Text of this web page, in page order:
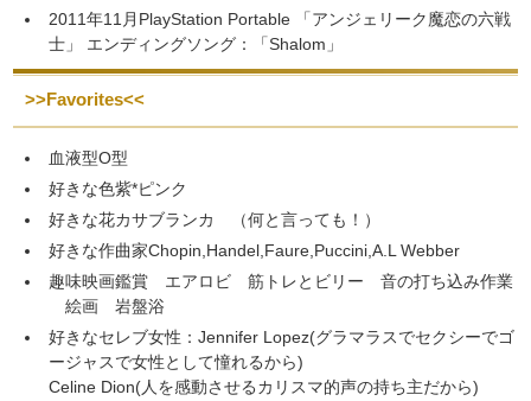
2011年11月PlayStation Portable 「アンジェリーク魔恋の六戦
士」 エンディングソング：「Shalom」
>>Favorites<<
血液型O型
好きな色紫*ピンク
好きな花カサブランカ （何と言っても！）
好きな作曲家Chopin,Handel,Faure,Puccini,A.L Webber
趣味映画鑑賞 エアロビ 筋トレとビリー 音の打ち込み作業
絵画 岩盤浴
好きなセレブ女性：Jennifer Lopez(グラマラスでセクシーでゴ
ージャスで女性として憧れるから)
Celine Dion(人を感動させるカリスマ的声の持ち主だから)